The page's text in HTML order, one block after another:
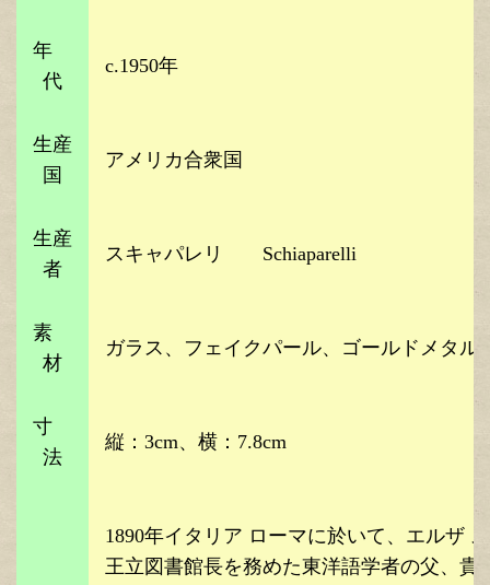
年
代
c.1950年
生産
国
アメリカ合衆国
生産
者
スキャパレリ Schiaparelli
素
材
ガラス、フェイクパール、ゴールドメタル
寸
法
縦：3cm、横：7.8cm
1890年イタリア ローマに於いて、エルザ
王立図書館長を務めた東洋語学者の父、